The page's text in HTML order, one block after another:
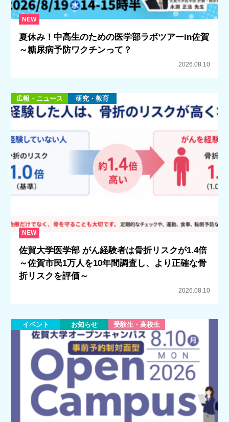
NEW
夏休み！中高生のための医学部ラボツアーin佐賀
～糖尿病予防ワクチンって？
2026.08.10
広報・ニュース 研究・教育
NEW
佐賀大学医学部 がん経験者は骨折リスクが1.4倍
～佐賀市民1万人を10年間調査し、より正確な骨
折リスクを評価～
2026.08.10
イベント お知らせ 受験生・高校生